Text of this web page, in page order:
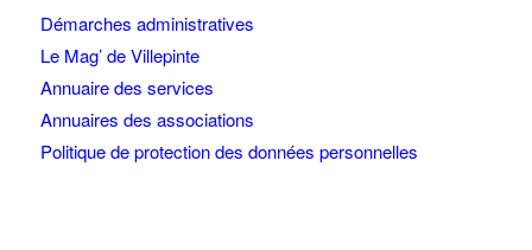
Démarches administratives
Le Mag’ de Villepinte
Annuaire des services
Annuaires des associations
Politique de protection des données personnelles